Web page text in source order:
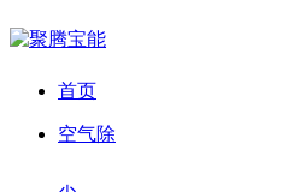
首页
空气除